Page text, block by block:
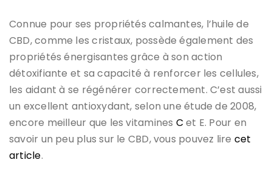
Connue pour ses propriétés calmantes, l’huile de
CBD, comme les cristaux, possède également des
propriétés énergisantes grâce à son action
détoxifiante et sa capacité à renforcer les cellules,
les aidant à se régénérer correctement. C’est aussi
un excellent antioxydant, selon une étude de 2008,
encore meilleur que les vitamines C et E. Pour en
savoir un peu plus sur le CBD, vous pouvez lire cet
article.